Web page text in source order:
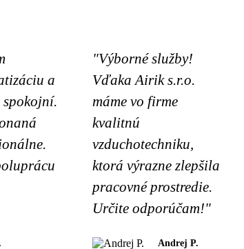
a
spokojní.
"Výborné služby!
Vďaka Airik s.r.o.
máme vo firme
kvalitnú
vzduchotechniku,
ktorá výrazne zlepšila
pracovné prostredie.
Určite odporúčam!"
Andrej P.